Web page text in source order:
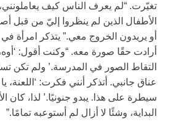
تغيّرت. “لم يعرف الناس كيف
الأطفال الذين لم ينظروا إليّ من قبل
أو يريدون الخروج معي.” يتذكر امرأة في
أرادت حقًا صورة معه. “وكنت أقول:
التقاط الصور في المدرسة.’ ولم تكن
عناق جانبي. أتذكر أنني فكرت:
سيطرة على هذا. يبدو جنونيًا.’ لذا، كان
البداية، وشئًا لا أزال لم أستوعبه تمامًا.”